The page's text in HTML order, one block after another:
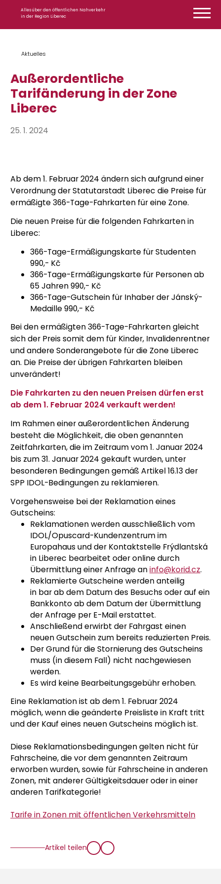
Alles über den öffentlichen Nahverkehr
in der Region Liberec
Aktuelles
Außerordentliche
Tarifänderung in der Zone
Liberec
25. 1. 2024
Ab dem 1. Februar 2024 ändern sich aufgrund einer
Verordnung der Statutarstadt Liberec die Preise für
ermäßigte 366-Tage-Fahrkarten für eine Zone.
Die neuen Preise für die folgenden Fahrkarten in
Liberec:
366-Tage-Ermäßigungskarte für Studenten
990,- Kč
366-Tage-Ermäßigungskarte für Personen ab
65 Jahren 990,- Kč
366-Tage-Gutschein für Inhaber der Jánský-
Medaille 990,- Kč
Bei den ermäßigten 366-Tage-Fahrkarten gleicht
sich der Preis somit dem für Kinder, Invalidenrentner
und andere Sonderangebote für die Zone Liberec
an. Die Preise der übrigen Fahrkarten bleiben
unverändert!
Die Fahrkarten zu den neuen Preisen dürfen erst
ab dem 1. Februar 2024 verkauft werden!
Im Rahmen einer außerordentlichen Änderung
besteht die Möglichkeit, die oben genannten
Zeitfahrkarten, die im Zeitraum vom 1. Januar 2024
bis zum 31. Januar 2024 gekauft wurden, unter
besonderen Bedingungen gemäß Artikel 16.13 der
SPP IDOL-Bedingungen zu reklamieren.
Vorgehensweise bei der Reklamation eines
Gutscheins:
Reklamationen werden ausschließlich vom
IDOL/Opuscard-Kundenzentrum im
Europahaus und der Kontaktstelle Frýdlantská
in Liberec bearbeitet oder online durch
Übermittlung einer Anfrage aninfo@korid.cz.
Reklamierte Gutscheine werden anteilig
in bar ab dem Datum des Besuchs oder auf ein
Bankkonto ab dem Datum der Übermittlung
der Anfrage per E-Mail erstattet.
Anschließend erwirbt der Fahrgast einen
neuen Gutschein zum bereits reduzierten Preis.
Der Grund für die Stornierung des Gutscheins
muss (in diesem Fall) nicht nachgewiesen
werden.
Es wird keine Bearbeitungsgebühr erhoben.
Eine Reklamation ist ab dem 1. Februar 2024
möglich, wenn die geänderte Preisliste in Kraft tritt
und der Kauf eines neuen Gutscheins möglich ist.
Diese Reklamationsbedingungen gelten nicht für
Fahrscheine, die vor dem genannten Zeitraum
erworben wurden, sowie für Fahrscheine in anderen
Zonen, mit anderer Gültigkeitsdauer oder in einer
anderen Tarifkategorie!
Tarife in Zonen mit öffentlichen Verkehrsmitteln
Artikel teilen